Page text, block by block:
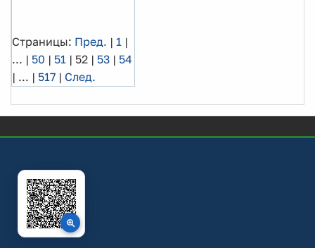
Страницы: Пред. | 1 |
... | 50 | 51 | 52 | 53 | 54
| ... | 517 | След.